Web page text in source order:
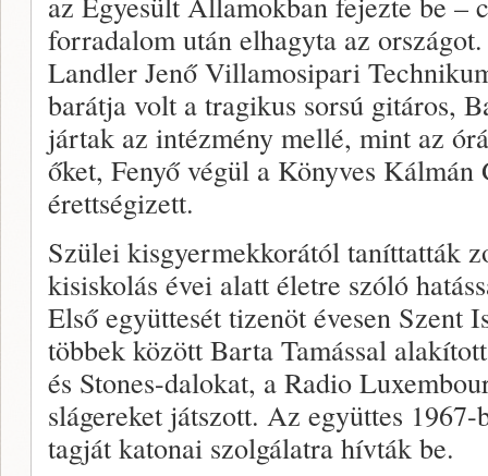
forradalom után elhagyta az
Landler Jenő Villamosipari
barátja volt a tragikus sorsú gitáros,
jártak az intézmény mellé, mint az
őket, Fenyő végül a Könyves Kálmán
érettségizett.
Szülei kisgyermekkorától taníttatták
kisiskolás évei alatt életre szóló
Első együttesét tizenöt évesen Szent
többek között Barta Tamással
és Stones-dalokat, a Radio
slágereket játszott. Az együttes
tagját katonai szolgálatra hívták be.